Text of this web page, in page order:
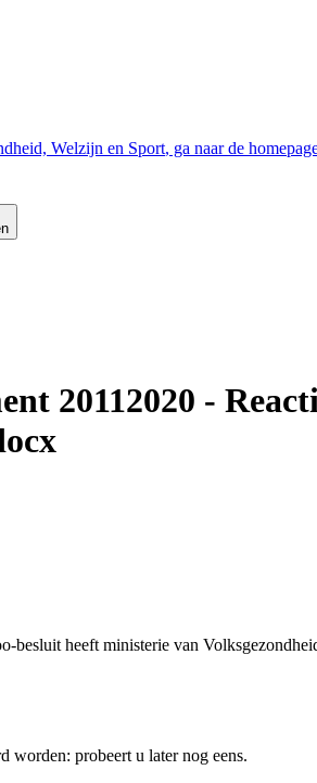
Welzijn en Sport, ga naar de
20112020 -
besluit heeft ministerie van
worden: probeert u later nog eens.